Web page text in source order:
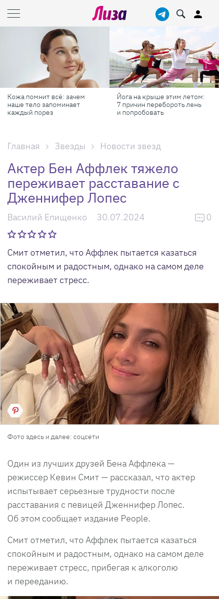
Кожа помнит всё: зачем
наше тело запоминает
каждый порез
Йога на крыше этим летом:
7 причин перебороть лень
и попробовать
Главная Звезды Новости звезд
Актер Бен Аффлек тяжело
переживает расставание с
Дженнифер Лопес
Василий Епищенко 30.07.2024 0
Смит отметил, что Аффлек пытается казаться
спокойным и радостным, однако на самом деле
переживает стресс.
Фото здесь и далее: соцсети
Один из лучших друзей Бена Аффлека —
режиссер Кевин Смит — рассказал, что актер
испытывает серьезные трудности после
расставания с певицей Дженнифер Лопес.
Об этом сообщает издание People.
Смит отметил, что Аффлек пытается казаться
спокойным и радостным, однако на самом деле
переживает стресс, прибегая к алкоголю
и перееданию.